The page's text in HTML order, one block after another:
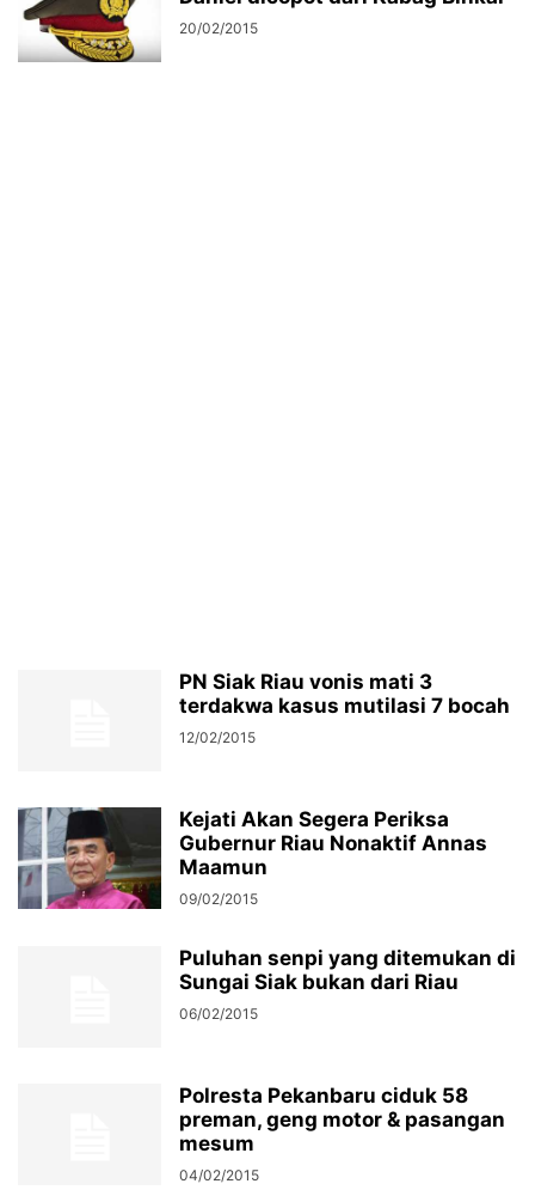
20/02/2015
PN Siak Riau vonis mati 3
terdakwa kasus mutilasi 7 bocah
12/02/2015
Kejati Akan Segera Periksa
Gubernur Riau Nonaktif Annas
Maamun
09/02/2015
Puluhan senpi yang ditemukan di
Sungai Siak bukan dari Riau
06/02/2015
Polresta Pekanbaru ciduk 58
preman, geng motor & pasangan
mesum
04/02/2015